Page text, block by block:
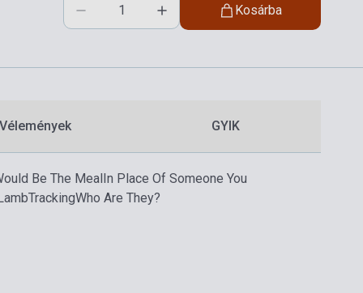
Kosárba
Vélemények GYIK
Be The Meal In Place Of Someone You
TrackingWho Are They?